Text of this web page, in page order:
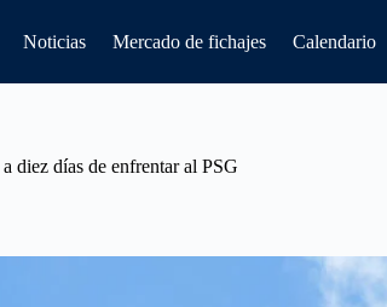
Noticias Mercado de fichajes Calendario
diez días de enfrentar al PSG